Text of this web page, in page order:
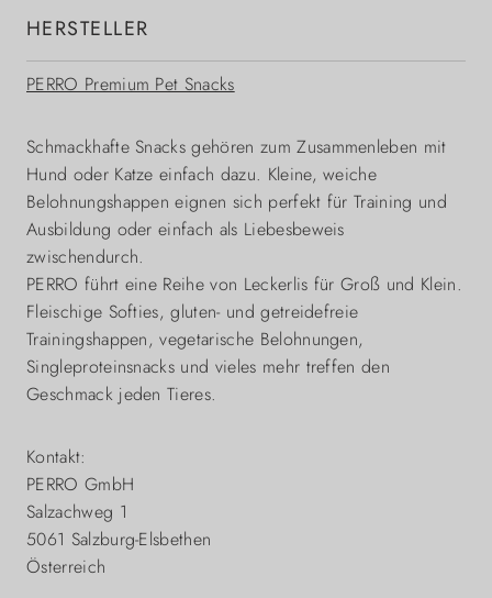
HERSTELLER
PERRO Premium Pet Snacks
Schmackhafte Snacks gehören zum Zusammenleben mit
Hund oder Katze einfach dazu. Kleine, weiche
Belohnungshappen eignen sich perfekt für Training und
Ausbildung oder einfach als Liebesbeweis
zwischendurch.
PERRO führt eine Reihe von Leckerlis für Groß und Klein.
Fleischige Softies, gluten- und getreidefreie
Trainingshappen, vegetarische Belohnungen,
Singleproteinsnacks und vieles mehr treffen den
Geschmack jeden Tieres.
Kontakt:
PERRO GmbH
Salzachweg 1
5061 Salzburg-Elsbethen
Österreich